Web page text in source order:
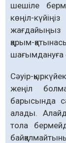
шешіле
көңіл-
қарым-
шағымдануға
Сәуір-
жеңіл
барысында
алады.
тола